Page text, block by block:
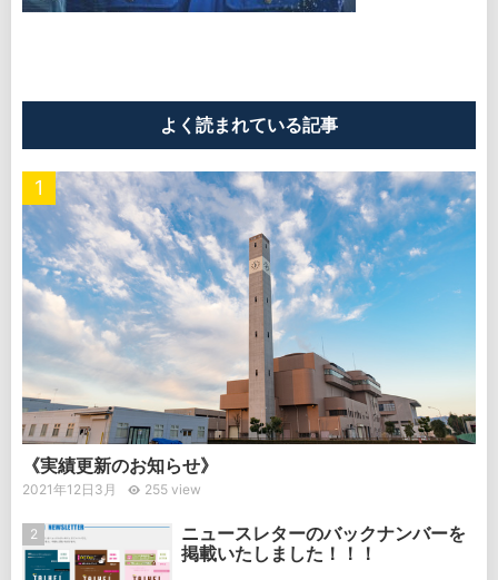
よく読まれている記事
《実績更新のお知らせ》
2021年12日3月 255 view
ニュースレターのバックナンバーを
掲載いたしました！！！